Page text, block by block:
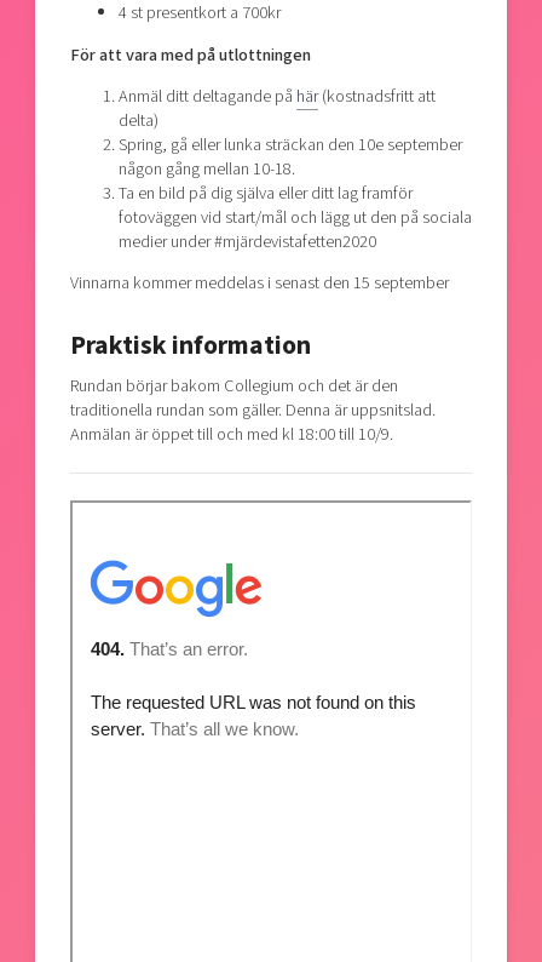
4 st presentkort a 700kr
För att vara med på utlottningen
Anmäl ditt deltagande på här(kostnadsfritt att
delta)
Spring, gå eller lunka sträckan den 10e september
någon gång mellan 10-18.
Ta en bild på dig själva eller ditt lag framför
fotoväggen vid start/mål och lägg ut den på sociala
medier under #mjärdevistafetten2020
Vinnarna kommer meddelas i senast den 15 september
Praktisk information
Rundan börjar bakom Collegium och det är den
traditionella rundan som gäller. Denna är uppsnitslad.
Anmälan är öppet till och med kl 18:00 till 10/9.